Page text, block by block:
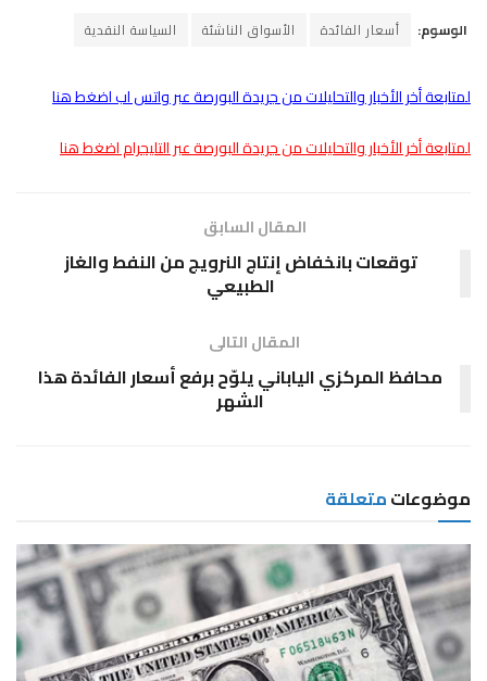
الوسوم: أسعار الفائدة الأسواق الناشئة السياسة النقدية
لمتابعة أخر الأخبار والتحليلات من جريدة البورصة عبر واتس اب اضغط هنا
لمتابعة أخر الأخبار والتحليلات من جريدة البورصة عبر التليجرام اضغط هنا
المقال السابق
توقعات بانخفاض إنتاج النرويج من النفط والغاز
الطبيعي
المقال التالى
محافظ المركزي الياباني يلوّح برفع أسعار الفائدة هذا
الشهر
موضوعاتمتعلقة